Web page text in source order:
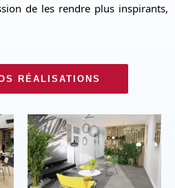
de les rendre plus inspirants,
RÉALISATIONS